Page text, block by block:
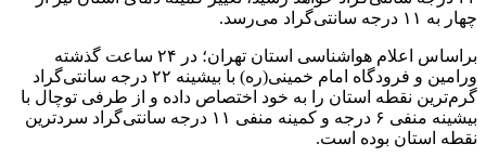
چهار به ۱۱ درجه سانتی‌گراد می‌رسد.
براساس اعلام هواشناسی استان تهران؛ در ۲۴ ساعت گذشته
ورامین و فرودگاه امام خمینی(ره) با بیشینه ۲۲ درجه سانتی‌گراد
گرم‌ترین نقطه استان را به خود اختصاص داده‌ و از طرفی توچال با
بیشینه منفی ۶ درجه و کمینه منفی ۱۱ درجه سانتی‌گراد سردترین
نقطه استان بوده است.